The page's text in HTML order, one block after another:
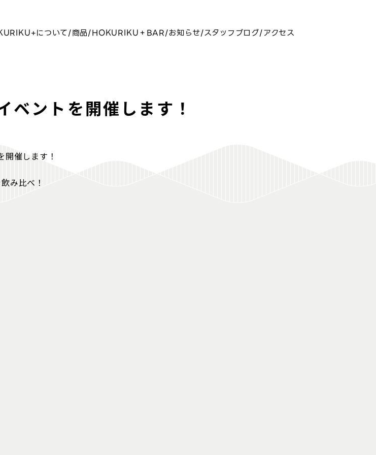
ベントを開催します！
開催します！
み比べ！
について 商品 HOKURIKU＋BAR お知らせ スタッフブログ アクセス